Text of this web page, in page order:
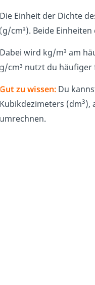
Die Einheit der Dichte
(g/cm³). Beide
Dabei wird kg/m³ am
g/cm³ nutzt du häufiger
Gut zu wissen: Du
Kubikdezimeters (dm3),
umrechnen.